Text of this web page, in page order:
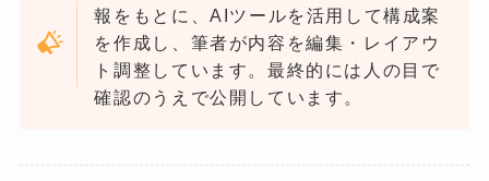
報をもとに、AIツールを活用して構成案
を作成し、筆者が内容を編集・レイアウ
ト調整しています。最終的には人の目で
確認のうえで公開しています。